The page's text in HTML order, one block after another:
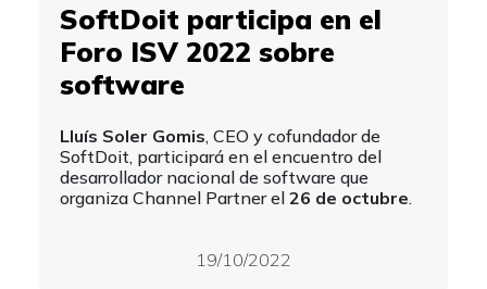
SoftDoit participa en el
Foro ISV 2022 sobre
software
Lluís Soler Gomis, CEO y cofundador de
SoftDoit, participará en el encuentro del
desarrollador nacional de software que
organiza Channel Partner el 26 de octubre.
19/10/2022